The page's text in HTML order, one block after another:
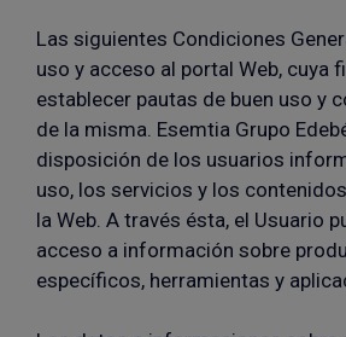
Las siguientes Condiciones
uso y acceso al portal Web, cuya
establecer pautas de buen uso y
de la misma. Esemtia Grupo
disposición de los usuarios
uso, los servicios y los
la Web. A través ésta, el Usuario
acceso a información sobre
específicos, herramientas y